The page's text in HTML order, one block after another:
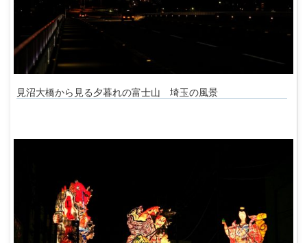
見沼大橋から見る夕暮れの富士山 埼玉の風景